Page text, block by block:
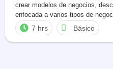
crear modelos de negocios,
enfocada a varios tipos de
7 hrs Básico